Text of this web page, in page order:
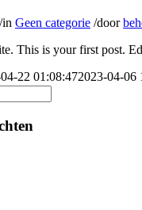
/in Geen categorie /door
This is your first post.
22 01:08:472023-04-06